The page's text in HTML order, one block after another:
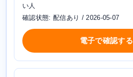
い人
確認状態: 配信あり / 2026-05-07
電子で確認する